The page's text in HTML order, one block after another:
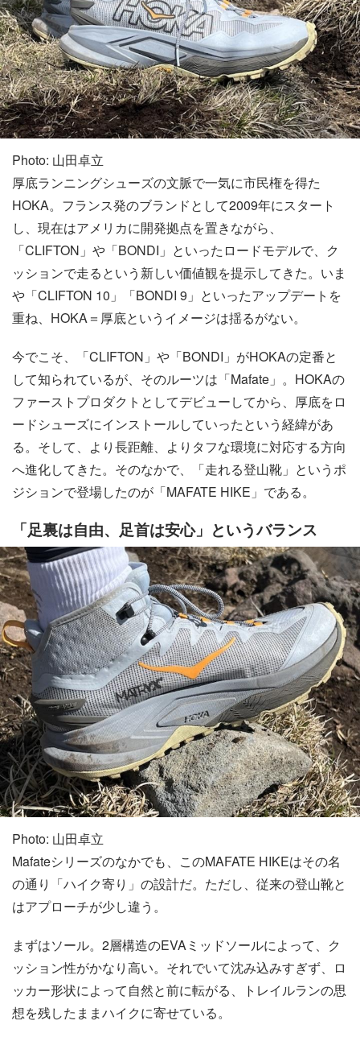
Photo: 山田卓立
厚底ランニングシューズの文脈で一気に市民権を得た
HOKA。フランス発のブランドとして2009年にスタート
し、現在はアメリカに開発拠点を置きながら、
「CLIFTON」や「BONDI」といったロードモデルで、ク
ッションで走るという新しい価値観を提示してきた。いま
や「CLIFTON 10」「BONDI 9」といったアップデートを
重ね、HOKA＝厚底というイメージは揺るがない。
今でこそ、「CLIFTON」や「BONDI」がHOKAの定番と
して知られているが、そのルーツは「Mafate」。HOKAの
ファーストプロダクトとしてデビューしてから、厚底をロ
ードシューズにインストールしていったという経緯があ
る。そして、より長距離、よりタフな環境に対応する方向
へ進化してきた。そのなかで、「走れる登山靴」というポ
ジションで登場したのが「MAFATE HIKE」である。
「足裏は自由、足首は安心」というバランス
Photo: 山田卓立
Mafateシリーズのなかでも、このMAFATE HIKEはその名
の通り「ハイク寄り」の設計だ。ただし、従来の登山靴と
はアプローチが少し違う。
まずはソール。2層構造のEVAミッドソールによって、ク
ッション性がかなり高い。それでいて沈み込みすぎず、ロ
ッカー形状によって自然と前に転がる、トレイルランの思
想を残したままハイクに寄せている。